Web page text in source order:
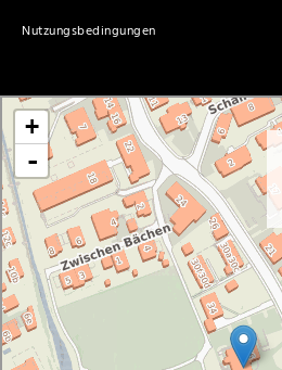
Nutzungsbedingungen